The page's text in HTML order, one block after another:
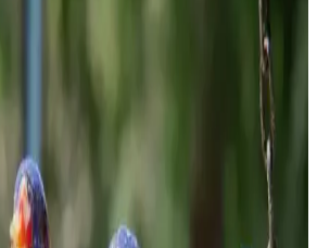
çeşitli markalar, ürün çeşitliliği ve kalite
ihtiyaçlarına cevap veriyor, rekabeti
Marketlerdeki Granola
Yaşam İçin Uygun Alternatifler
granola ürünleri, doğal içerikleri
özellikleriyle öne çıkıyor. Bu
ve seçim kriterleri detaylandırıldı.